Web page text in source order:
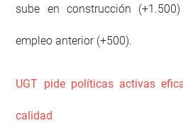
sube en construcción
empleo anterior (+500).
UGT pide políticas activas
calidad